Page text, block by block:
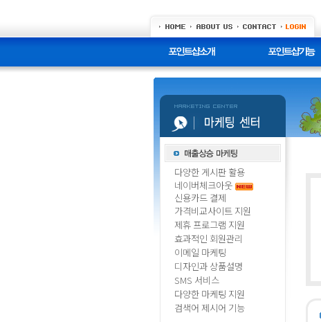
다양한 게시판 활용
네이버체크아웃
신용카드 결제
가격비교사이트 지원
제휴 프로그램 지원
효과적인 회원관리
이메일 마케팅
디자인과 상품설명
SMS 서비스
다양한 마케팅 지원
검색어 제시어 기능